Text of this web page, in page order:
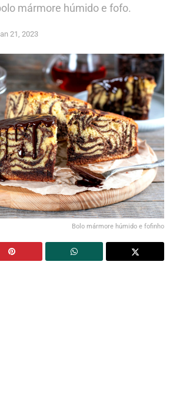
mármore húmido e fofo.
21, 2023
Bolo mármore húmido e fofinho